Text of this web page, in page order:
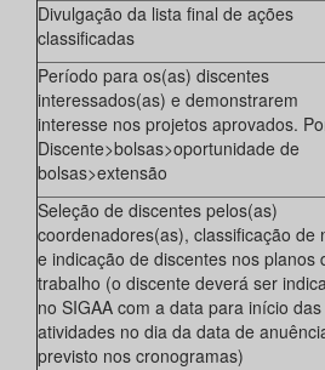
Divulgação da lista final de ações
classificadas
Período para os(as) discentes
interessados(as) e demonstrarem
interesse nos projetos aprovados.
Discente>bolsas>oportunidade de
bolsas>extensão
Seleção de discentes pelos(as)
coordenadores(as), classificação de
e indicação de discentes nos planos
trabalho (o discente deverá ser
no SIGAA com a data para início das
atividades no dia da data de
previsto nos cronogramas)